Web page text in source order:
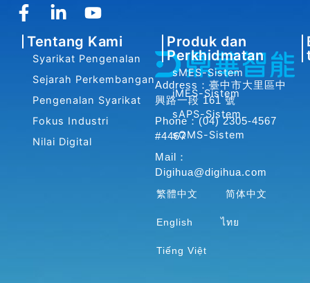
Address：臺中市大里區中
興路一段 161 號
Phone：(04) 2305-4567
#4467
Mail：
Digihua@digihua.com
繁體中文 简体中文
English ไทย
Tiếng Việt
F
c
e
b
o
o
k
L
n
k
e
d
i
n
-
Y
u
t
u
b
e
Tentang Kami
Syarikat Pengenalan
Sejarah Perkembangan
Pengenalan Syarikat
Fokus Industri
Nilai Digital
Produk dan
Perkhidmatan
sMES-Sistem
iMES-Sistem
sAPS-Sistem
sQMS-Sistem